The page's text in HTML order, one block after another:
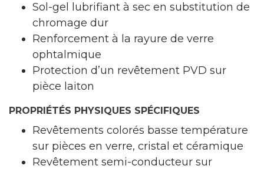
Sol-gel lubrifiant à sec en substitution de
chromage dur
Renforcement à la rayure de verre
ophtalmique
Protection d’un revêtement PVD sur
pièce laiton
PROPRIÉTÉS PHYSIQUES SPÉCIFIQUES
Revêtements colorés basse température
sur pièces en verre, cristal et céramique
Revêtement semi-conducteur sur